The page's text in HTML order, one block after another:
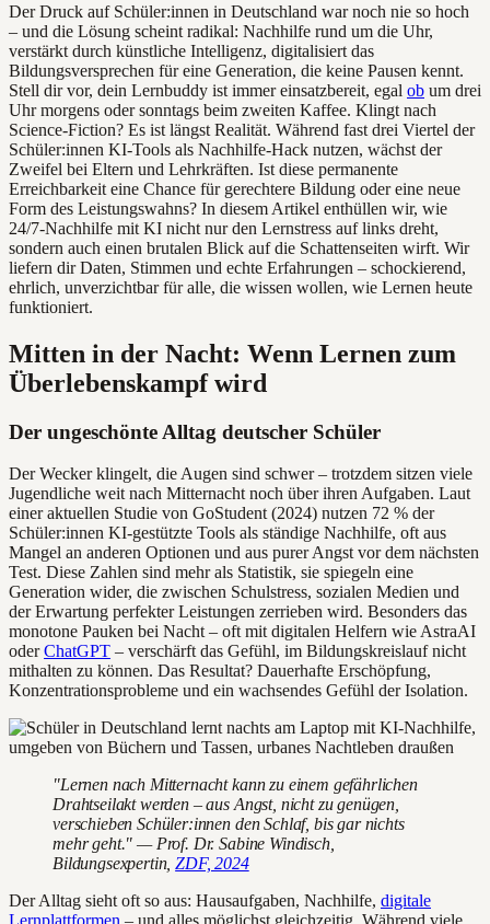
Der Druck auf Schüler:innen in Deutschland war noch nie so hoch
– und die Lösung scheint radikal: Nachhilfe rund um die Uhr,
verstärkt durch künstliche Intelligenz, digitalisiert das
Bildungsversprechen für eine Generation, die keine Pausen kennt.
Stell dir vor, dein Lernbuddy ist immer einsatzbereit, egal ob um drei
Uhr morgens oder sonntags beim zweiten Kaffee. Klingt nach
Science-Fiction? Es ist längst Realität. Während fast drei Viertel der
Schüler:innen KI-Tools als Nachhilfe-Hack nutzen, wächst der
Zweifel bei Eltern und Lehrkräften. Ist diese permanente
Erreichbarkeit eine Chance für gerechtere Bildung oder eine neue
Form des Leistungswahns? In diesem Artikel enthüllen wir, wie
24/7-Nachhilfe mit KI nicht nur den Lernstress auf links dreht,
sondern auch einen brutalen Blick auf die Schattenseiten wirft. Wir
liefern dir Daten, Stimmen und echte Erfahrungen – schockierend,
ehrlich, unverzichtbar für alle, die wissen wollen, wie Lernen heute
funktioniert.
Mitten in der Nacht: Wenn Lernen zum
Überlebenskampf wird
Der ungeschönte Alltag deutscher Schüler
Der Wecker klingelt, die Augen sind schwer – trotzdem sitzen viele
Jugendliche weit nach Mitternacht noch über ihren Aufgaben. Laut
einer aktuellen Studie von GoStudent (2024) nutzen 72 % der
Schüler:innen KI-gestützte Tools als ständige Nachhilfe, oft aus
Mangel an anderen Optionen und aus purer Angst vor dem nächsten
Test. Diese Zahlen sind mehr als Statistik, sie spiegeln eine
Generation wider, die zwischen Schulstress, sozialen Medien und
der Erwartung perfekter Leistungen zerrieben wird. Besonders das
monotone Pauken bei Nacht – oft mit digitalen Helfern wie AstraAI
oderChatGPT – verschärft das Gefühl, im Bildungskreislauf nicht
mithalten zu können. Das Resultat? Dauerhafte Erschöpfung,
Konzentrationsprobleme und ein wachsendes Gefühl der Isolation.
"Lernen nach Mitternacht kann zu einem gefährlichen
Drahtseilakt werden – aus Angst, nicht zu genügen,
verschieben Schüler:innen den Schlaf, bis gar nichts
mehr geht." — Prof. Dr. Sabine Windisch,
Bildungsexpertin,ZDF, 2024
Der Alltag sieht oft so aus: Hausaufgaben, Nachhilfe, digitale